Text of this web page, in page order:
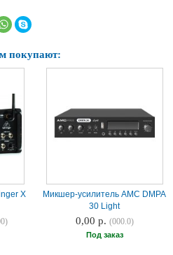
покупают:
X
Микшер-усилитель AMC DMPA
30 Light
0,00 р. (000.0)
Под заказ